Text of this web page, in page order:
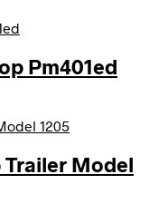
Pm401ed
Trailer Model